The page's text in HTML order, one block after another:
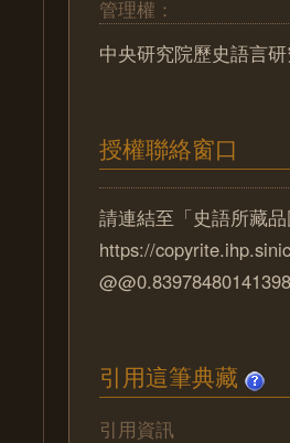
管理權：
中央研究院歷史語言
授權聯絡窗口
請連結至「史語所藏
https://
引用這筆典藏
引用資訊